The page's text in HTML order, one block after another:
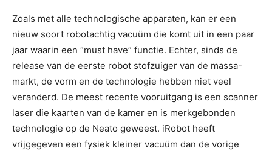
Zoals met alle technologische apparaten, kan er een
nieuw soort robotachtig vacuüm die komt uit in een paar
jaar waarin een “must have” functie. Echter, sinds de
release van de eerste robot stofzuiger van de massa-
markt, de vorm en de technologie hebben niet veel
veranderd. De meest recente vooruitgang is een scanner
laser die kaarten van de kamer en is merkgebonden
technologie op de Neato geweest. iRobot heeft
vrijgegeven een fysiek kleiner vacuüm dan de vorige